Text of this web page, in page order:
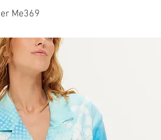
Aperçu rapide
Me369